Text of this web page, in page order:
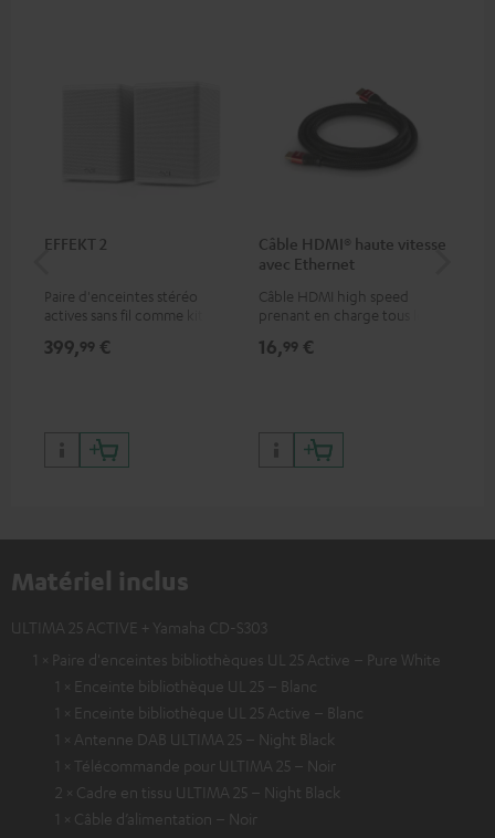
EFFEKT 2
Paire d'enceintes stéréo
actives sans fil comme kit
arrière pour les systèmes
399,99 €
Câble HDMI® haute vitesse
avec Ethernet
Câble HDMI high speed
prenant en charge tous les
50/60p et 4K 3D
16,99 €
Matériel inclus
ULTIMA 25 ACTIVE + Yamaha CD-S303
1 × Paire d'enceintes bibliothèques UL 25 Active – Pure White
1 × Enceinte bibliothèque UL 25 – Blanc
1 × Enceinte bibliothèque UL 25 Active – Blanc
1 × Antenne DAB ULTIMA 25 – Night Black
1 × Télécommande pour ULTIMA 25 – Noir
2 × Cadre en tissu ULTIMA 25 – Night Black
1 × Câble d’alimentation – Noir